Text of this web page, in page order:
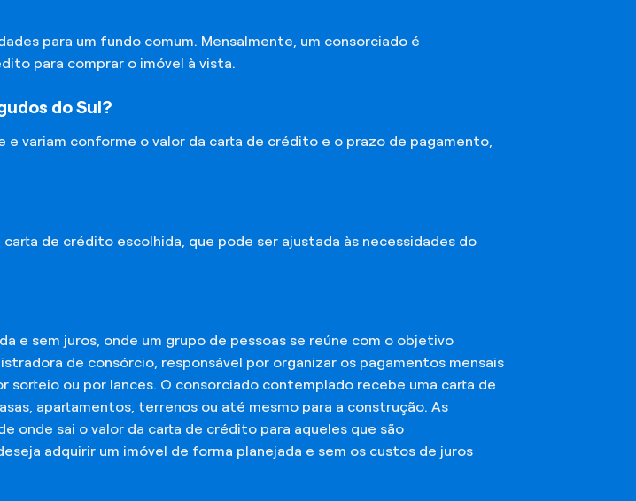
para um fundo comum. Mensalmente, um consorciado é
para comprar o imóvel à vista.
do Sul?
variam conforme o valor da carta de crédito e o prazo de pagamento,
de crédito escolhida, que pode ser ajustada às necessidades do
e sem juros, onde um grupo de pessoas se reúne com o objetivo
de consórcio, responsável por organizar os pagamentos mensais
ou por lances. O consorciado contemplado recebe uma carta de
apartamentos, terrenos ou até mesmo para a construção. As
onde sai o valor da carta de crédito para aqueles que são
adquirir um imóvel de forma planejada e sem os custos de juros